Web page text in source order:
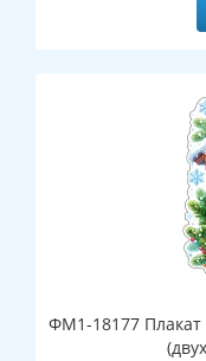
ФМ1-18177 Плакат